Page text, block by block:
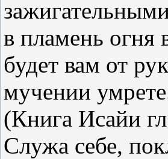
в пламень огня
будет вам от
мучении
(Книга Исайи
Служа себе,